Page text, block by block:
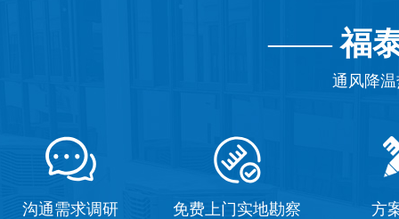
——福
通风降
沟通需求调研 免费上门实地勘察 方